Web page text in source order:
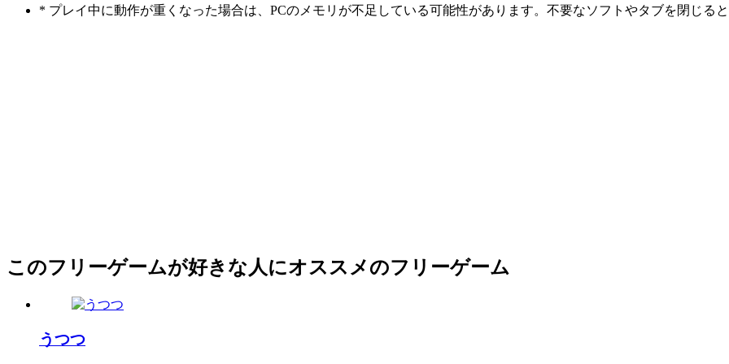
* プレイ中に動作が重くなった場合は、PCのメモリが不足している可能性があります。不要なソフトやタブを閉じると
このフリーゲームが好きな人にオススメのフリーゲーム
うつつ